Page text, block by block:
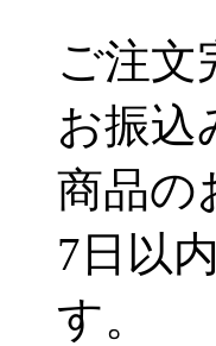
ご注文
お振込
商品の
7日以
す。